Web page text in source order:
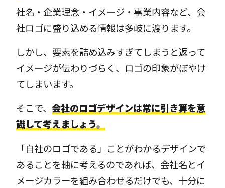
社名・企業理念・イメージ・事業内容など、会
社ロゴに盛り込める情報は多岐に渡ります。
しかし、要素を詰め込みすぎてしまうと返って
イメージが伝わりづらく、ロゴの印象がぼやけ
てしまいます。
そこで、会社のロゴデザインは常に引き算を意
識して考えましょう。
「自社のロゴである」ことがわかるデザインで
あることを軸に考えるのであれば、会社名とイ
メージカラーを組み合わせるだけでも、十分に